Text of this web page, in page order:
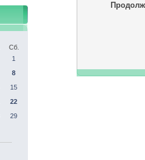
Сб.
1
8
15
22
29